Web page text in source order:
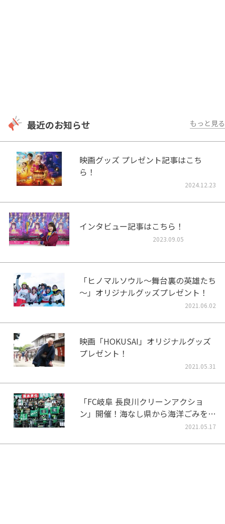
最近のお知らせ もっと見る
映画グッズ プレゼント記事はこち
ら！
2024.12.23
インタビュー記事はこちら！
2023.09.05
「ヒノマルソウル～舞台裏の英雄たち
～」オリジナルグッズプレゼント！
2021.06.02
映画「HOKUSAI」オリジナルグッズ
プレゼント！
2021.05.31
「FC岐阜 長良川クリーンアクショ
ン」開催！海なし県から海洋ごみをな
2021.05.17